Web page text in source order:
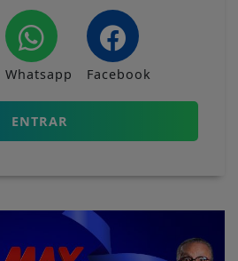
Whatsapp Facebook
ENTRAR